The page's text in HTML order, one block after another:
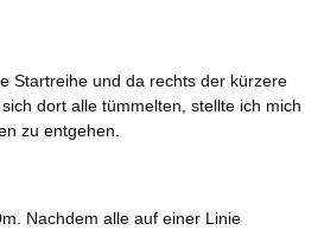
Startreihe und da rechts der kürzere
dort alle tümmelten, stellte ich mich
zu entgehen.
Nachdem alle auf einer Linie